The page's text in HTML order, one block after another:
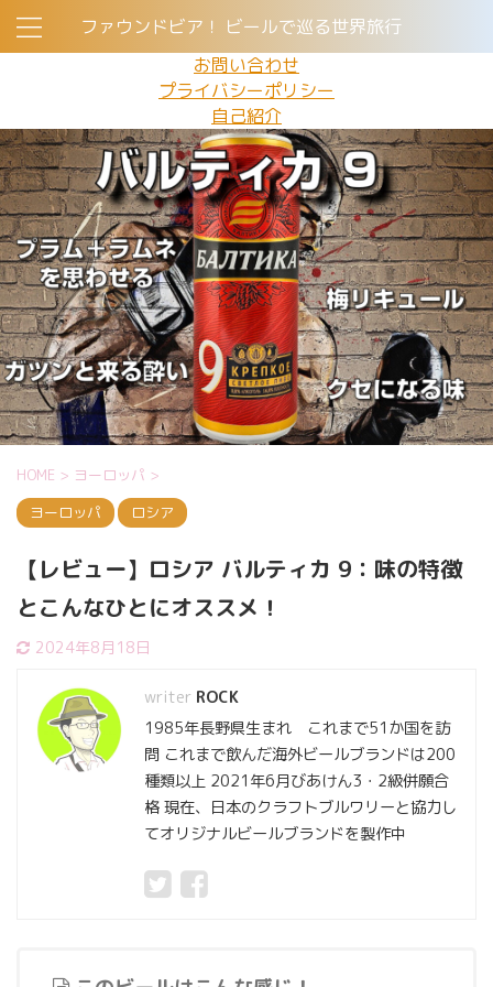
ファウンドビア！ ビールで巡る世界旅行
お問い合わせ
プライバシーポリシー
自己紹介
HOME > ヨーロッパ >
ヨーロッパ
ロシア
【レビュー】ロシア バルティカ 9：味の特徴
とこんなひとにオススメ！
2024年8月18日
ROCK
1985年長野県生まれ これまで51か国を訪
問 これまで飲んだ海外ビールブランドは200
種類以上 2021年6月びあけん3・2級併願合
格 現在、日本のクラフトブルワリーと協力し
てオリジナルビールブランドを製作中